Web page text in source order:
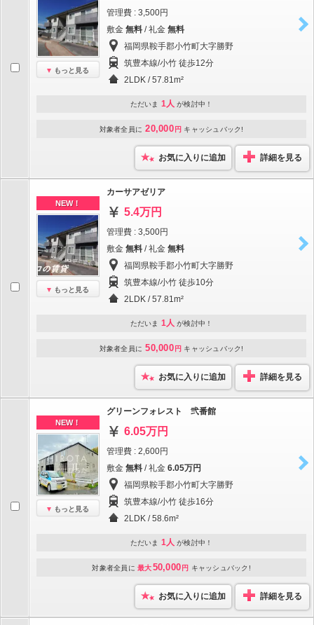
もっと見る
管理費 : 3,500円
敷金 無料 / 礼金 無料
福岡県鞍手郡小竹町大字勝野
筑豊本線/小竹 徒歩12分
2LDK / 57.81m²
ただいま 1人 が検討中！
対象者全員に 20,000 円 キャッシュバック!
お気に入りに追加 詳細を見る
NEW！
もっと見る
カーサアゼリア
5.4万円
管理費 : 3,500円
敷金 無料 / 礼金 無料
福岡県鞍手郡小竹町大字勝野
筑豊本線/小竹 徒歩10分
2LDK / 57.81m²
ただいま 1人 が検討中！
対象者全員に 50,000 円 キャッシュバック!
お気に入りに追加 詳細を見る
NEW！
もっと見る
グリーンフォレスト 弐番館
6.05万円
管理費 : 2,600円
敷金 無料 / 礼金 6.05万円
福岡県鞍手郡小竹町大字勝野
筑豊本線/小竹 徒歩16分
2LDK / 58.6m²
ただいま 1人 が検討中！
対象者全員に 最大50,000 円 キャッシュバック!
お気に入りに追加 詳細を見る